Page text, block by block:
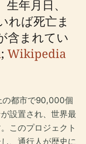
年月日、
れば死亡ま
含まれてい
; Wikipedia
の都市で90,000個
設置され、世界最
このプロジェクト
、通行人が歴史に